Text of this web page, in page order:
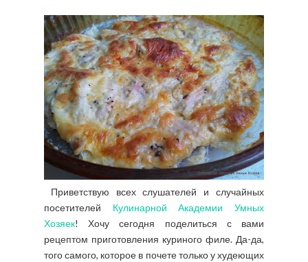
Приветствую всех слушателей и случайных
посетителей Кулинарной Академии Умных
Хозяек! Хочу сегодня поделиться с вами
рецептом приготовления куриного филе. Да-да,
того самого, которое в почете только у худеющих